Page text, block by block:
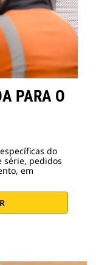
PARA O
do
série, pedidos
em